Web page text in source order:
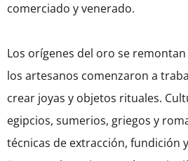
comerciado y venerado.
Los orígenes del oro se
los artesanos comenzaron a
crear joyas y objetos rituales.
egipcios, sumerios, griegos y
técnicas de extracción, fundición